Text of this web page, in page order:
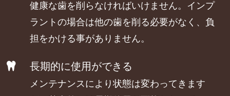
健康な歯を削らなければいけません。インプ
ラントの場合は他の歯を削る必要がなく、負
担をかける事がありません。
長期的に使用ができる
メンテナンスにより状態は変わってきます